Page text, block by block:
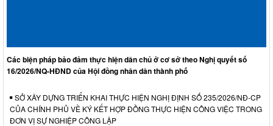
Các biện pháp bảo đảm thực hiện dân chủ ở cơ sở theo Nghị quyết số
16/2026/NQ-HĐND của Hội đồng nhân dân thành phố
SỞ XÂY DỰNG TRIỂN KHAI THỰC HIỆN NGHỊ ĐỊNH SỐ 235/2026/NĐ-CP
CỦA CHÍNH PHỦ VỀ KÝ KẾT HỢP ĐỒNG THỰC HIỆN CÔNG VIỆC TRONG
ĐƠN VỊ SỰ NGHIỆP CÔNG LẬP